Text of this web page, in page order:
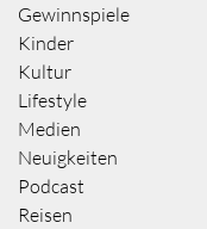
Gewinnspiele
Kinder
Kultur
Lifestyle
Medien
Neuigkeiten
Podcast
Reisen